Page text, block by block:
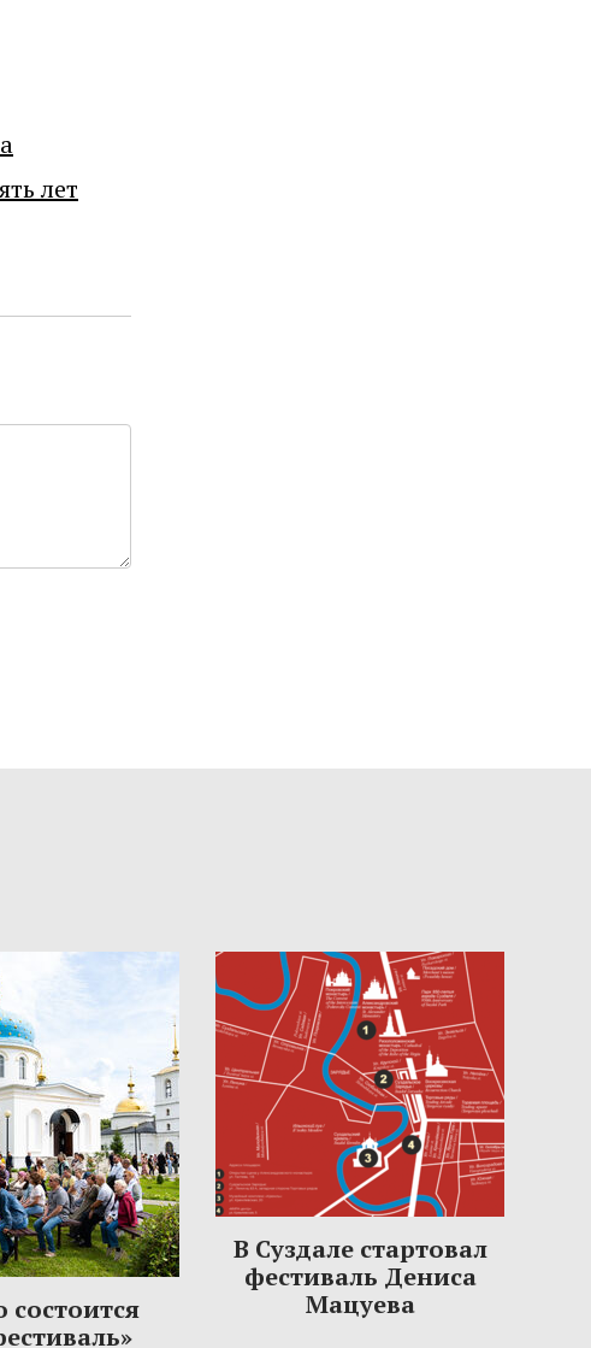
лет
состоится
В Суздале стартовал
фестиваль Дениса
Мацуева